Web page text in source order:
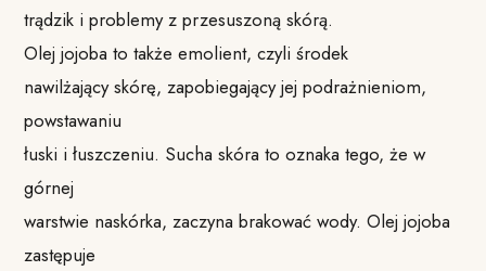
trądzik i problemy z przesuszoną skórą.
Olej jojoba to także emolient, czyli środek
nawilżający skórę, zapobiegający jej podrażnieniom,
powstawaniu
łuski i łuszczeniu. Sucha skóra to oznaka tego, że w
górnej
warstwie naskórka, zaczyna brakować wody. Olej jojoba
zastępuje